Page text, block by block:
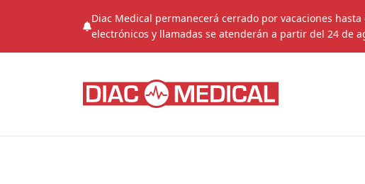
Diac Medical permanecerá cerrado por vacaciones
electrónicos y llamadas se atenderán a partir del 24 de